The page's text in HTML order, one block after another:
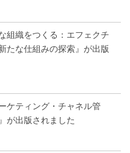
組織をつくる：エフェクチ
たな仕組みの探索』が出版
ケティング・チャネル管
が出版されました